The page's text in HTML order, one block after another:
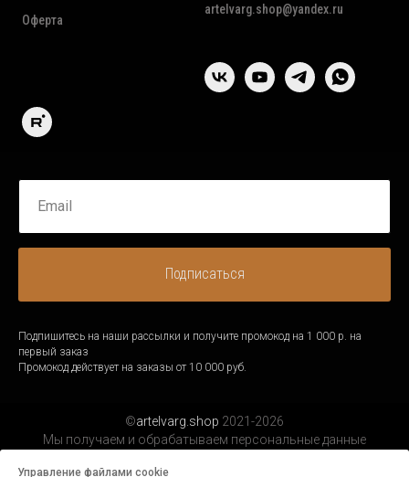
Оферта
artelvarg.shop@yandex.ru
Подписаться
Подпишитесь на наши рассылки и получите промокод на 1 000 р. на
первый заказ
Промокод действует на заказы от 10 000 руб.
©artelvarg.shop 2021-2026
Мы получаем и обрабатываем персональные данные
Управление файлами cookie